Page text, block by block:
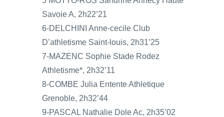
Savoie A, 2h22’21
6-DELCHINI Anne-cecile Club
D’athletisme Saint-louis, 2h31’25
7-MAZENC Sophie Stade Rodez
Athletisme*, 2h32’11
8-COMBE Julia Entente Athletique
Grenoble, 2h32’44
9-PASCAL Nathalie Dole Ac, 2h35’02